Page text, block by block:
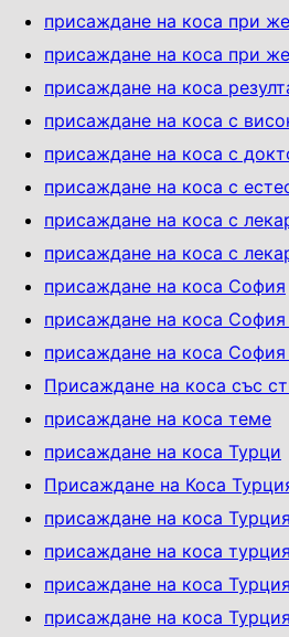
присаждане на коса при
присаждане на коса при
присаждане на коса
присаждане на коса с
присаждане на коса с
присаждане на коса с
присаждане на коса с
присаждане на коса с
присаждане на коса София
присаждане на коса
присаждане на коса София
Присаждане на коса със
присаждане на коса теме
присаждане на коса Турци
Присаждане на Коса
присаждане на коса
присаждане на коса
присаждане на коса
присаждане на коса